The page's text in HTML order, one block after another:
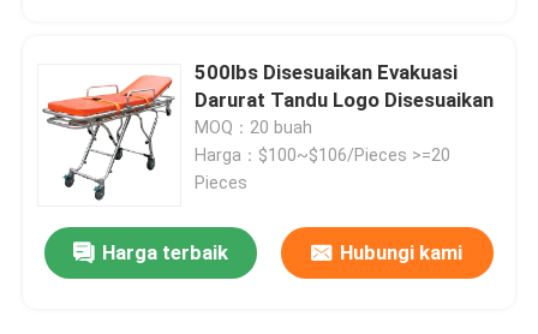
Rumah
Produk
Video
500lbs Disesuaikan Evakuasi
Darurat Tandu Logo Disesuaikan
MOQ：20 buah
Harga：$100~$106/Pieces >=20
Pieces
Harga terbaik Hubungi kami
Tandu Ambulans Lipat 75 Deg Untuk Penyelamatan Darurat 190CM